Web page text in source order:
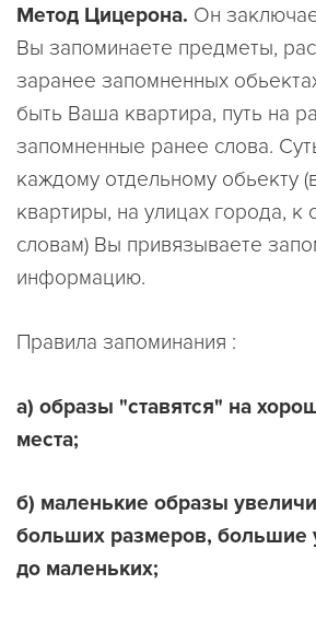
Метод Цицерона. Он
Вы запоминаете предметы,
заранее запомненных
быть Ваша квартира, путь на
запомненные ранее слова.
каждому отдельному обьекту
квартиры, на улицах города, к
словам) Вы привязываете
информацию.
Правила запоминания :
а) образы "ставятся" на
места;
б) маленькие образы
больших размеров, большие
до маленьких;